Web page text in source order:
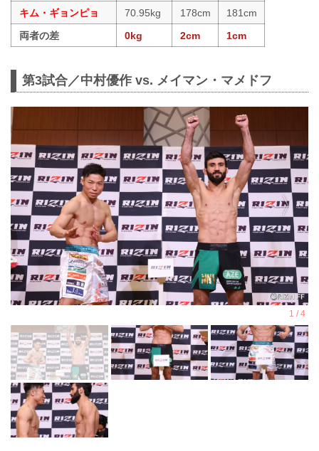
キム・ギョンピョ
70.95kg 178cm
181cm
両者の差
0kg 2cm 1cm
第3試合／中村優作 vs. メイマン・マメドフ